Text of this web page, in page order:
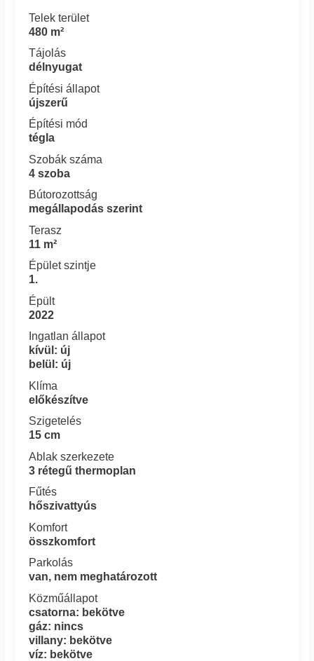
Telek terület
480 m²
Tájolás
délnyugat
Építési állapot
újszerű
Építési mód
tégla
Szobák száma
4 szoba
Bútorozottság
megállapodás szerint
Terasz
11 m²
Épület szintje
1.
Épült
2022
Ingatlan állapot
kívül: új
belül: új
Klíma
előkészítve
Szigetelés
15 cm
Ablak szerkezete
3 rétegű thermoplan
Fűtés
hőszivattyús
Komfort
összkomfort
Parkolás
van, nem meghatározott
Közműállapot
csatorna: bekötve
gáz: nincs
villany: bekötve
víz: bekötve